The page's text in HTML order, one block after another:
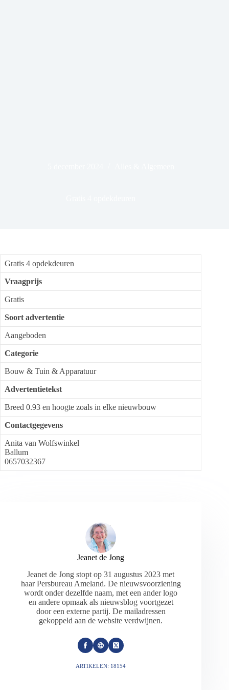
Gratis 4 opdekdeuren
Vraagprijs
Gratis
Soort advertentie
Aangeboden
Categorie
Bouw & Tuin & Apparatuur
Advertentietekst
Breed 0.93 en hoogte zoals in elke nieuwbouw
Contactgegevens
Anita van Wolfswinkel
Ballum
0657032367
Jeanet de Jong
Jeanet de Jong stopt op 31 augustus 2023 met
haar Persbureau Ameland. De nieuwsvoorziening
wordt onder dezelfde naam, met een ander logo
en andere opmaak als nieuwsblog voortgezet
door een externe partij. De mailadressen
gekoppeld aan de website verdwijnen.
ARTIKELEN: 18154